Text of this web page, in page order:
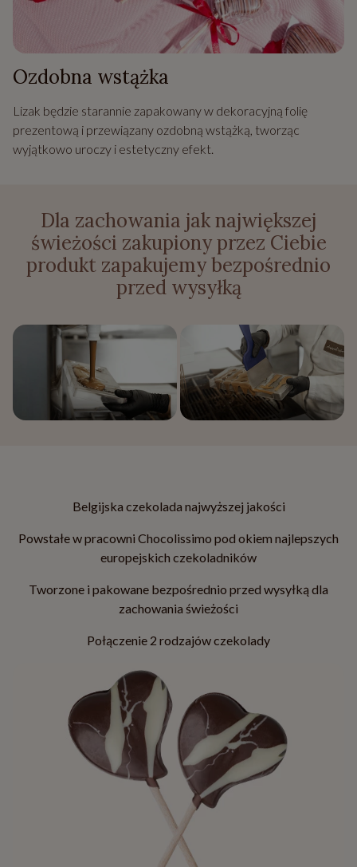
Ozdobna wstążka
Lizak będzie starannie zapakowany w dekoracyjną folię
prezentową i przewiązany ozdobną wstążką, tworząc
wyjątkowo uroczy i estetyczny efekt.
Dla zachowania jak największej
świeżości zakupiony przez Ciebie
produkt zapakujemy bezpośrednio
przed wysyłką
Belgijska czekolada najwyższej jakości
Powstałe w pracowni Chocolissimo pod okiem najlepszych
europejskich czekoladników
Tworzone i pakowane bezpośrednio przed wysyłką dla
zachowania świeżości
Połączenie 2 rodzajów czekolady